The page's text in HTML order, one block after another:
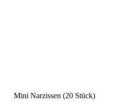
Mini Narzissen (20 Stück)